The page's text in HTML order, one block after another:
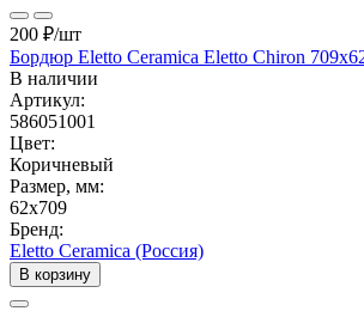
200 ₽/шт
Бордюр Eletto Ceramica Eletto Chiron
В наличии
Артикул:
586051001
Цвет:
Коричневый
Размер, мм:
62x709
Бренд:
Eletto Ceramica (Россия)
В корзину